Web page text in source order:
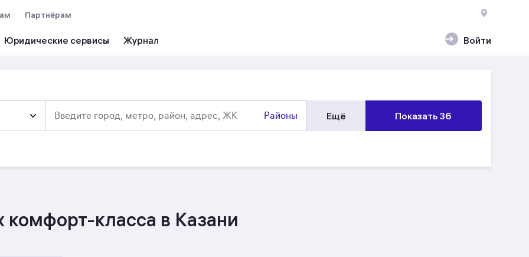
Войти
Юридические сервисы
Партнёрам
Районы Ещё Показать 36
комфорт-класса в Казани